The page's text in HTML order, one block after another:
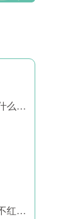
网上买的308跟医院的有什么区别
白癜风照308手脚为什么不红怎么办